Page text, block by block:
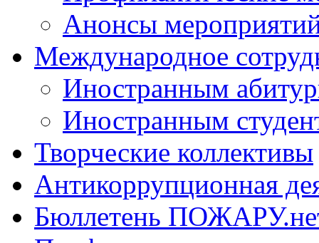
Анонсы
Международное
Иностранным
Иностранным
Творческие коллективы
Антикоррупционная
Бюллетень